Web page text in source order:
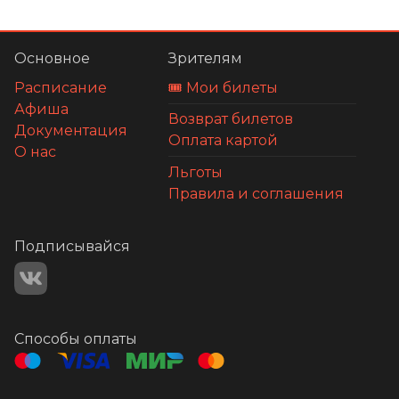
Основное
Расписание
Афиша
Документация
О нас
Зрителям
🎟️ Мои билеты
Возврат билетов
Оплата картой
Льготы
Правила и соглашения
Подписывайся
Способы оплаты